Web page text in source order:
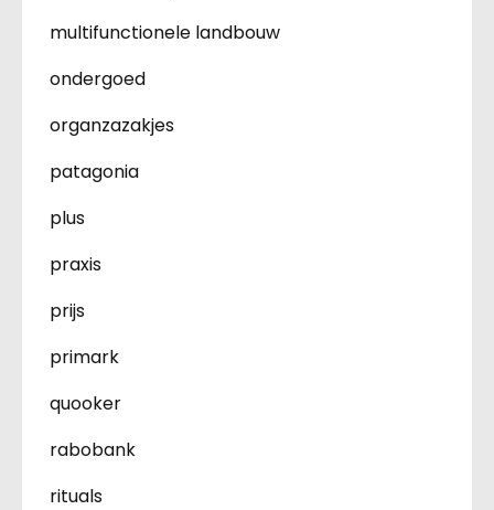
multifunctionele landbouw
ondergoed
organzazakjes
patagonia
plus
praxis
prijs
primark
quooker
rabobank
rituals